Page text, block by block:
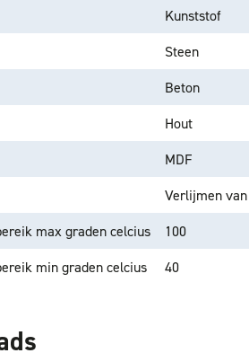
Kunststof
Steen
Beton
Hout
MDF
Verlijmen
max graden celcius
100
min graden celcius
40